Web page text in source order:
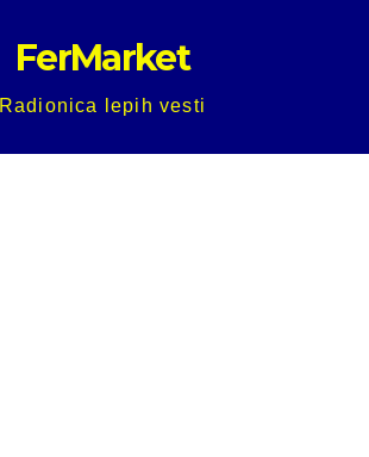
FerMarket
Radionica lepih vesti